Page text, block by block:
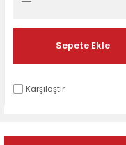
Sepete Ekle
Karşılaştır